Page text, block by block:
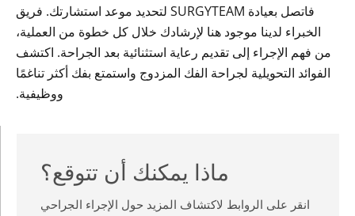
فاتصل بعيادة SURGYTEAM لتحديد موعد استشارتك. فريق
الخبراء لدينا موجود هنا لإرشادك خلال كل خطوة من العملية،
من فهم الإجراء إلى تقديم رعاية استثنائية بعد الجراحة. اكتشف
الفوائد التحويلية لجراحة الفك المزدوج واستمتع بفك أكثر تناغمًا
ووظيفية.
ماذا يمكنك أن تتوقع؟
انقر على الروابط لاكتشاف المزيد حول الإجراء الجراحي